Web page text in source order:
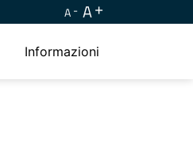
A A
Informazioni